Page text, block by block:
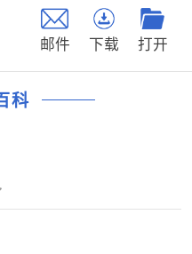
邮件 下载 打开
科